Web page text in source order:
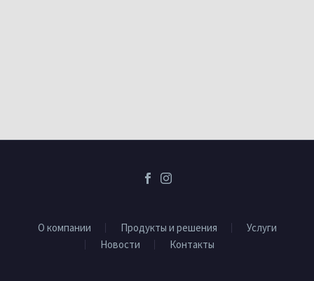
О компании Продукты и решения
Услуги
Новости
Контакты